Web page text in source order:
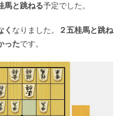
馬と跳ねる予定でした。
く なりました。
２五桂馬と跳ね
ったです。